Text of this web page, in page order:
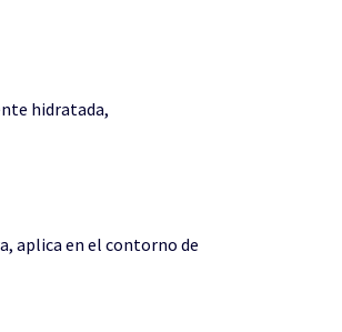
hidratada,
aplica en el contorno de